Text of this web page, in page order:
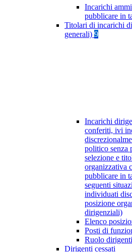
Incarichi
pubblicare in
Titolari di incarichi
generali) 9
Incarichi
conferiti, ivi
politico senza
selezione e
organizzativa
pubblicare in
seguenti
individuati
posizione
dirigenziali)
Elenco
Posti di
Ruolo dirigenti
Dirigenti cessati